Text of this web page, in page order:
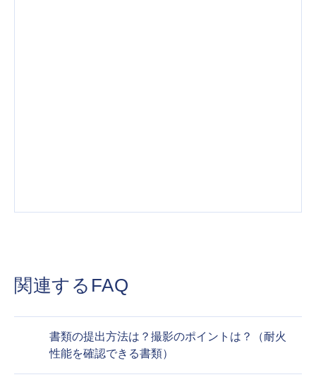
関連するFAQ
書類の提出方法は？撮影のポイントは？（耐火
性能を確認できる書類）